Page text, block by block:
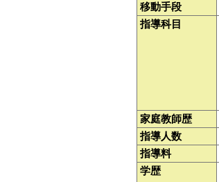
移動手段
指導科目
家庭教師歴
指導人数
指導料
学歴